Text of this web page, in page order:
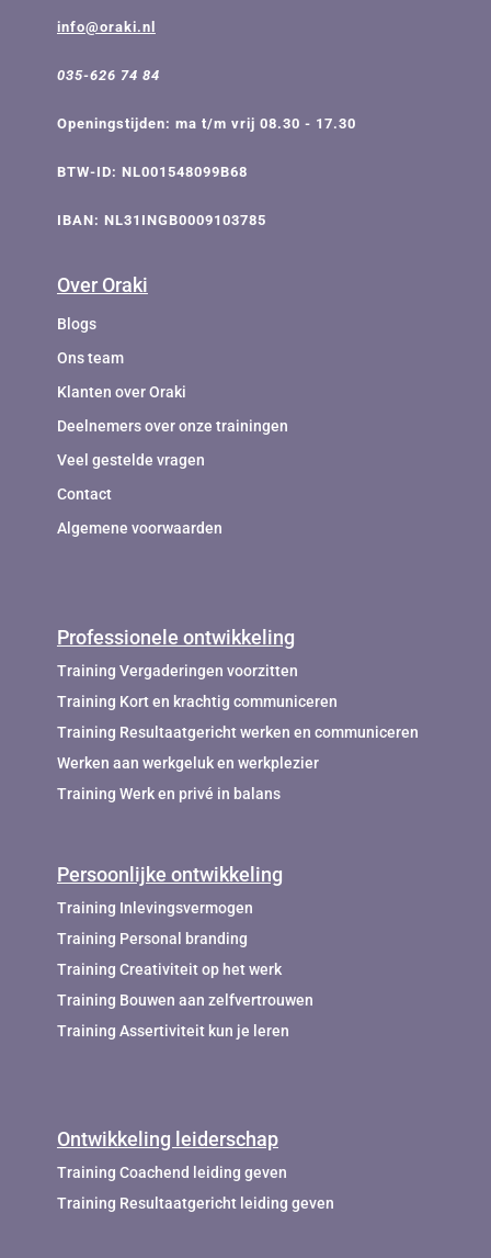
info@oraki.nl
035-626 74 84
Openingstijden: ma t/m vrij 08.30 - 17.30
BTW-ID: NL001548099B68
IBAN: NL31INGB0009103785
Over Oraki
Blogs
Ons team
Klanten over Oraki
Deelnemers over onze trainingen
Veel gestelde vragen
Contact
Algemene voorwaarden
Professionele ontwikkeling
Training Vergaderingen voorzitten
Training Kort en krachtig communiceren
Training Resultaatgericht werken en communiceren
Werken aan werkgeluk en werkplezier
Training Werk en privé in balans
Persoonlijke ontwikkeling
Training Inlevingsvermogen
Training Personal branding
Training Creativiteit op het werk
Training Bouwen aan zelfvertrouwen
Training Assertiviteit kun je leren
Ontwikkeling leiderschap
Training Coachend leiding geven
Training Resultaatgericht leiding geven